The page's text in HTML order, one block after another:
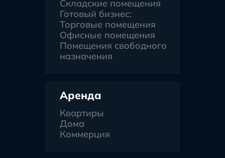
Складские помещения
Готовый бизнес:
Торговые помещения
Офисные помещения
Помещения свободного
назначения
Аренда
Квартиры
Дома
Коммерция